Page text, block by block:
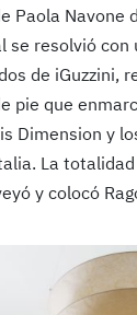
Paola Navone
se resolvió con
de iGuzzini,
pie que
Dimension y
La totalidad
y colocó